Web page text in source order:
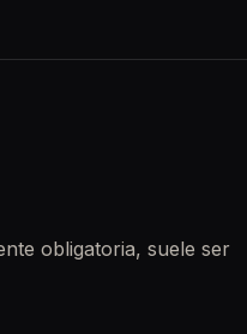
obligatoria, suele ser